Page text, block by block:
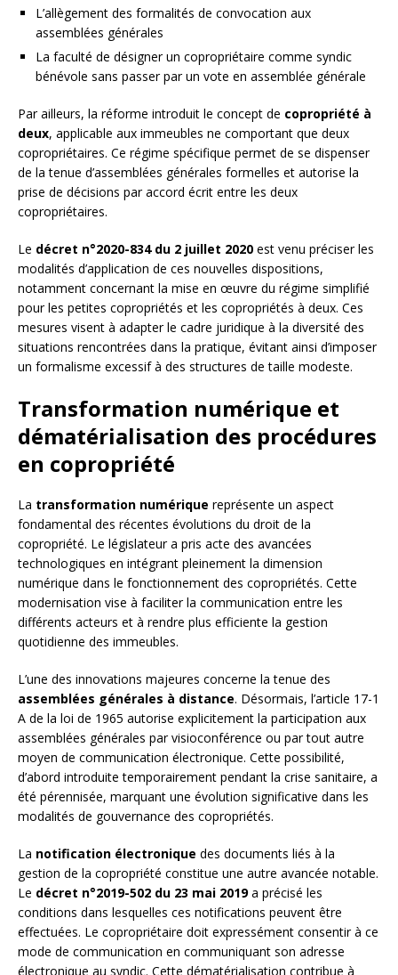
L’allègement des formalités de convocation aux
assemblées générales
La faculté de désigner un copropriétaire comme syndic
bénévole sans passer par un vote en assemblée générale
Par ailleurs, la réforme introduit le concept de copropriété à
deux, applicable aux immeubles ne comportant que deux
copropriétaires. Ce régime spécifique permet de se dispenser
de la tenue d’assemblées générales formelles et autorise la
prise de décisions par accord écrit entre les deux
copropriétaires.
Le décret n°2020-834 du 2 juillet 2020 est venu préciser les
modalités d’application de ces nouvelles dispositions,
notamment concernant la mise en œuvre du régime simplifié
pour les petites copropriétés et les copropriétés à deux. Ces
mesures visent à adapter le cadre juridique à la diversité des
situations rencontrées dans la pratique, évitant ainsi d’imposer
un formalisme excessif à des structures de taille modeste.
Transformation numérique et
dématérialisation des procédures
en copropriété
La transformation numérique représente un aspect
fondamental des récentes évolutions du droit de la
copropriété. Le législateur a pris acte des avancées
technologiques en intégrant pleinement la dimension
numérique dans le fonctionnement des copropriétés. Cette
modernisation vise à faciliter la communication entre les
différents acteurs et à rendre plus efficiente la gestion
quotidienne des immeubles.
L’une des innovations majeures concerne la tenue des
assemblées générales à distance. Désormais, l’article 17-1
A de la loi de 1965 autorise explicitement la participation aux
assemblées générales par visioconférence ou par tout autre
moyen de communication électronique. Cette possibilité,
d’abord introduite temporairement pendant la crise sanitaire, a
été pérennisée, marquant une évolution significative dans les
modalités de gouvernance des copropriétés.
La notification électronique des documents liés à la
gestion de la copropriété constitue une autre avancée notable.
Le décret n°2019-502 du 23 mai 2019a précisé les
conditions dans lesquelles ces notifications peuvent être
effectuées. Le copropriétaire doit expressément consentir à ce
mode de communication en communiquant son adresse
électronique au syndic. Cette dématérialisation contribue à